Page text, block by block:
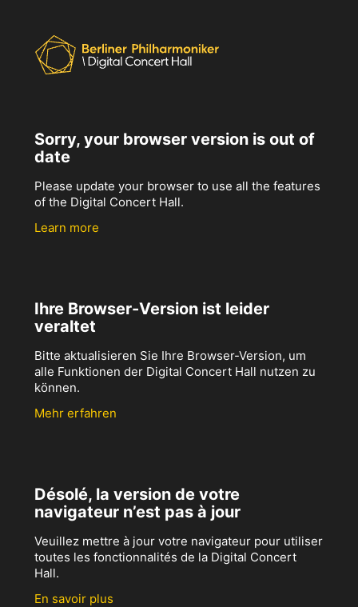
Sorry, your browser version is out of
date
Please update your browser to use all the features
of the Digital Concert Hall.
Learn more
Ihre Browser-Version ist leider
veraltet
Bitte aktualisieren Sie Ihre Browser-Version, um
alle Funktionen der Digital Concert Hall nutzen zu
können.
Mehr erfahren
Désolé, la version de votre
navigateur n’est pas à jour
Veuillez mettre à jour votre navigateur pour utiliser
toutes les fonctionnalités de la Digital Concert
Hall.
En savoir plus